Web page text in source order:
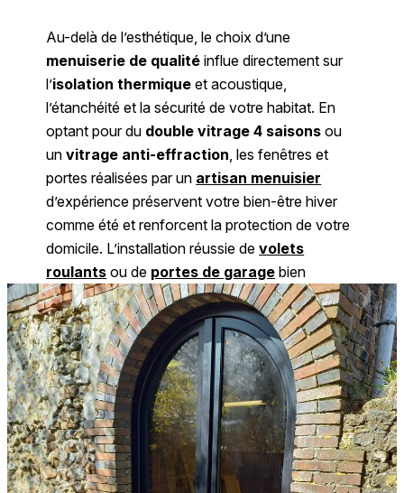
Au-delà de l’esthétique, le choix d’une
menuiserie de qualité influe directement sur
l’isolation thermique et acoustique,
l’étanchéité et la sécurité de votre habitat. En
optant pour du double vitrage 4 saisons ou
unvitrage anti-effraction , les fenêtres et
portes réalisées par un artisan menuisier
d’expérience préservent votre bien-être hiver
comme été et renforcent la protection de votre
domicile. L’installation réussie devolets
roulants ou de portes de garage bien
ajustées participe à une isolation renforcée et
une tranquillité pérenne. À Verneuil-sur-Avre,
L’Aigleet Damville, les habitants recherchent
un confort durable face aux variations
climatiques : A.T.M.B. Menuiserie assure une
mise en œuvre irréprochable afin de limiter les
pertes d’énergie etoptimiser la sécuritédu
logement. Chaque intervention vise à améliorer
l’efficacité thermique, réduire les nuisances